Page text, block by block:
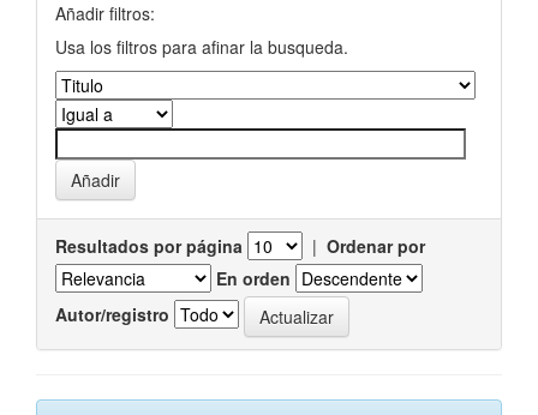
Añadir filtros:
Usa los filtros para afinar la busqueda.
Resultados por página | Ordenar por
En orden
Autor/registro